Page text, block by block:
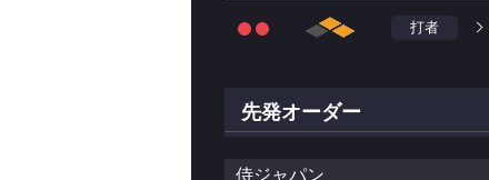
打者
先発オーダー
侍ジャパン